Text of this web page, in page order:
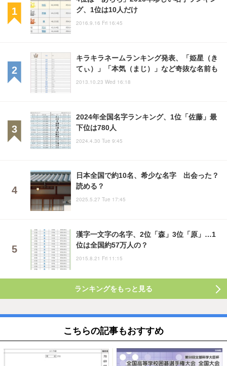
グ、1位は10人だけ
2016.9.16 Fri 16:45
キラキラネームランキング発表、「姫星（き
てぃ）」「本気（まじ）」など奇抜な名前も
2013.10.23 Wed 16:18
2024年全国名字ランキング、1位「佐藤」最
下位は780人
2024.4.30 Tue 9:45
日本全国で約10名、希少な名字 出会った？
読める？
2025.5.27 Tue 17:45
漢字一文字の名字、2位「森」3位「原」…1
位は全国約57万人の？
2015.8.21 Fri 11:15
ランキングをもっと見る
こちらの記事もおすすめ